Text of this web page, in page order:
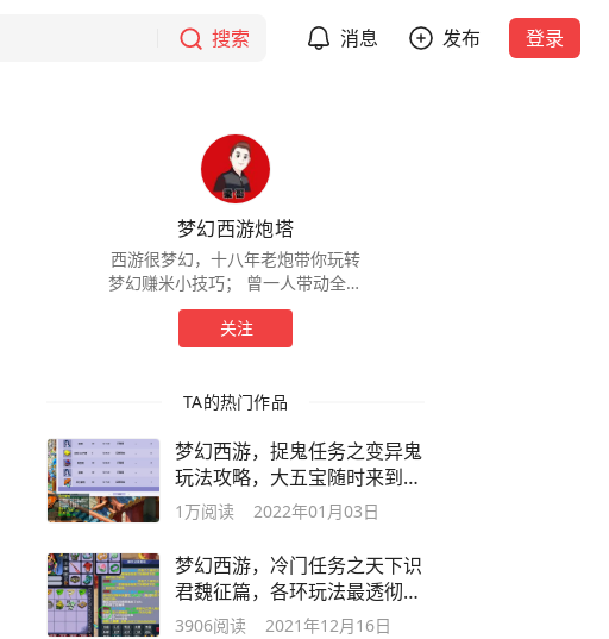
搜索 消息 发布 登录
梦幻西游炮塔
西游很梦幻，十八年老炮带你玩转
梦幻赚米小技巧； 曾一人带动全服
钓鱼热潮 曾一人提高全服树苗价格
曾155级时代一线角色，心狠鱼仔，
阿伦艾弗森
关注
TA的热门作品
梦幻西游，捉鬼任务之变异鬼
玩法攻略，大五宝随时来到你
口袋
1万阅读 2022年01月03日
梦幻西游，冷门任务之天下识
君魏征篇，各环玩法最透彻解
析
3906阅读 2021年12月16日